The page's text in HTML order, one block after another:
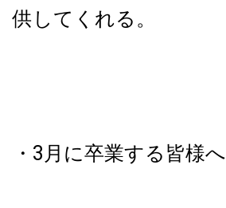
供してくれる。
・3月に卒業する皆様へ